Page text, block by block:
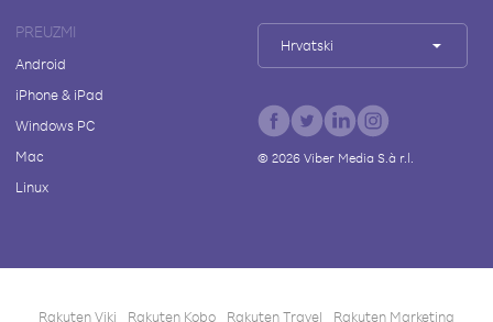
PREUZMI
Android
iPhone & iPad
Windows PC
Mac
Linux
Hrvatski
© 2026Viber Media S.à r.l.
Rakuten Viki Rakuten Kobo Rakuten Travel Rakuten Marketing